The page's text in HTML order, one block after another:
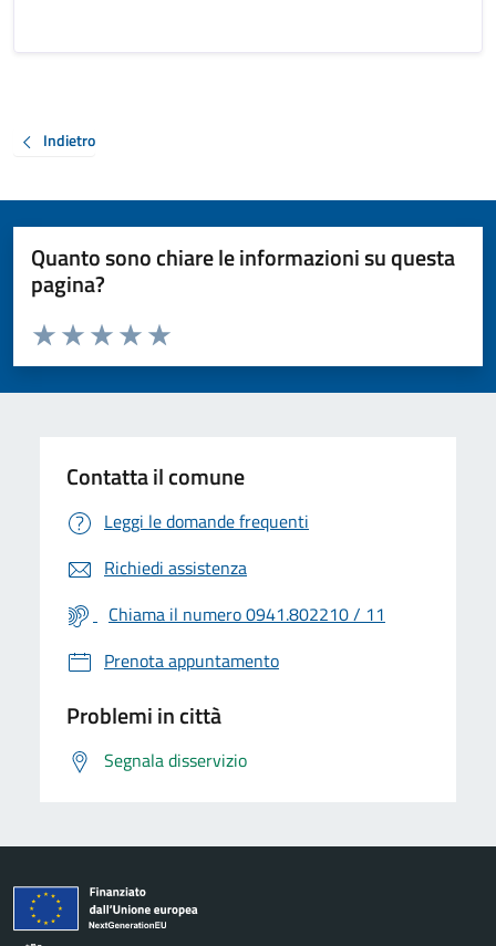
Indietro
Quanto sono chiare le informazioni su questa
pagina?
Valuta da 1 a 5 stelle la pagina
Valuta 5 stelle su 5
Valuta 4 stelle su 5
Valuta 3 stelle su 5
Valuta 2 stelle su 5
Valuta 1 stelle su 5
Contatta il comune
Leggi le domande frequenti
Richiedi assistenza
Chiama il numero 0941.802210 / 11
Prenota appuntamento
Problemi in città
Segnala disservizio